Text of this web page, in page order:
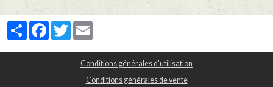
PartagerFacebook
Twitter
Conditions générales d'utilisation
Conditions générales de vente